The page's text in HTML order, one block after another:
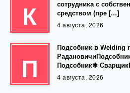
К
сотрудника с
средством (пре […]
4 августа, 2026
П
Подсобник в Welding
Подсобник✱
4 августа, 2026